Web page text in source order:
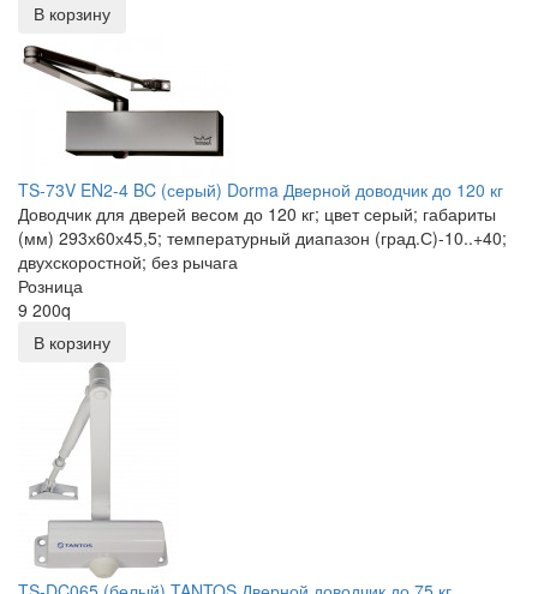
В корзину
TS-73V EN2-4 BC (серый) Dorma Дверной доводчик до 120 кг
Доводчик для дверей весом до 120 кг; цвет серый; габариты
(мм) 293х60х45,5; температурный диапазон (град.С)-10..+40;
двухскоростной; без рычага
Розница
9 200q
В корзину